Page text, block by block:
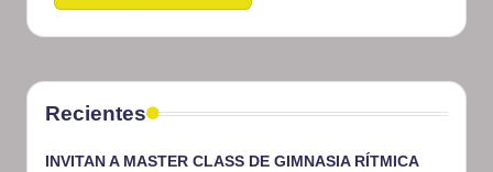
Recientes
INVITAN A MASTER CLASS DE GIMNASIA RÍTMICA